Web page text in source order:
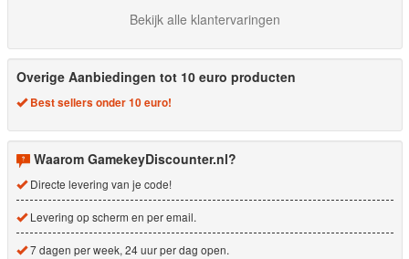
Bekijk alle klantervaringen
Overige Aanbiedingen tot 10 euro producten
Best sellers onder 10 euro!
Waarom GamekeyDiscounter.nl?
Directe levering van je code!
Levering op scherm en per email.
7 dagen per week, 24 uur per dag open.